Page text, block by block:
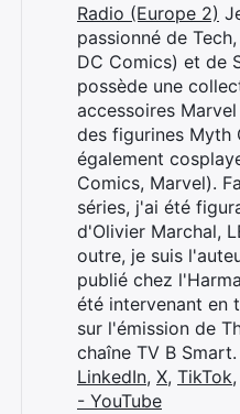
Radio (Europe 2)
passionné de
DC Comics) et de
possède une
accessoires
des figurines Myth
également
Comics, Marvel).
séries, j'ai été
d'Olivier Marchal,
outre, je suis
publié chez
été intervenant en
sur l'émission de
chaîne TV B
LinkedIn, X, TikTok,
- YouTube